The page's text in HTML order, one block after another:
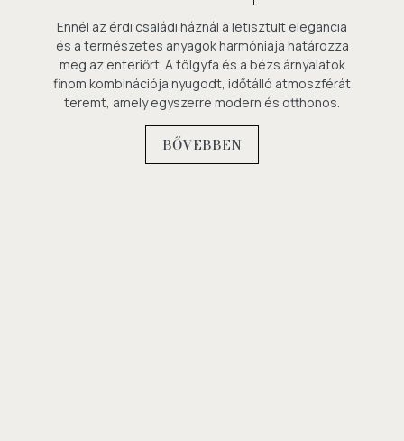
Ennél az érdi családi háznál a letisztult elegancia
és a természetes anyagok harmóniája határozza
meg az enteriőrt. A tölgyfa és a bézs árnyalatok
finom kombinációja nyugodt, időtálló atmoszférát
teremt, amely egyszerre modern és otthonos.
BŐVEBBEN